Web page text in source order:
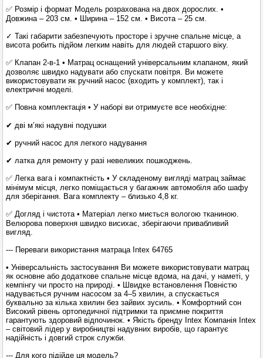
✅ Розмір і формат Модель розрахована на двох дорослих. •
Довжина – 203 см. • Ширина – 152 см. • Висота – 25 см.
✓ Такі габарити забезпечують просторе і зручне спальне місце, а
висота робить підйом легким навіть для людей старшого віку.
✅ Клапан 2-в-1 • Матрац оснащений універсальним клапаном, який
дозволяє швидко надувати або спускати повітря. Ви можете
використовувати як ручний насос (входить у комплект), так і
електричні моделі.
✅ Повна комплектація • У наборі ви отримуєте все необхідне:
✔ дві м’які надувні подушки
✔ ручний насос для легкого надування
✔ латка для ремонту у разі невеликих пошкоджень.
✅ Легка вага і компактність • У складеному вигляді матрац займає
мінімум місця, легко поміщається у багажник автомобіля або шафу
для зберігання. Вага комплекту – близько 4,8 кг.
✅ Догляд і чистота • Матеріал легко миється вологою тканиною.
Велюрова поверхня швидко висихає, зберігаючи привабливий
вигляд.
--- Переваги використання матраца Intex 64765
• Універсальність застосування Ви можете використовувати матрац
як основне або додаткове спальне місце вдома, на дачі, у наметі, у
кемпінгу чи просто на природі. • Швидке встановлення Повністю
надувається ручним насосом за 4–5 хвилин, а спускається
буквально за кілька хвилин без зайвих зусиль. • Комфортний сон
Високий рівень ортопедичної підтримки та приємне покриття
гарантують здоровий відпочинок. • Якість бренду Intex Компанія Intex
– світовий лідер у виробництві надувних виробів, що гарантує
надійність і довгий строк служби.
--- Для кого підійде ця модель?